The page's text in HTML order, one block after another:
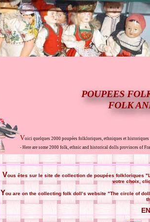
POUPEES
FOLK
Voici quelques 2000 poupées folkloriques, ethniques et historiques
- Here are some 2000 folk, ethnic and historical dolls provinces of
Vous êtes sur le site de collection de poupées folkloriques
votre choix,
You are on the collecting folk doll‘s website "The circle of